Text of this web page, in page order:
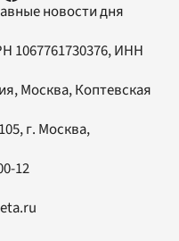
новости дня
1067761730376, ИНН
Москва, Коптевская
, г. Москва,
12